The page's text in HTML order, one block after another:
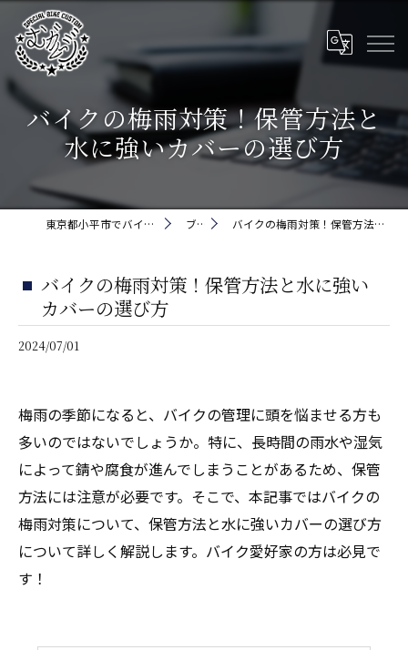
バイクの梅雨対策！保管方法と
水に強いカバーの選び方
東京都小平市でバイクなら株式会社5cm ブログ バイクの梅雨対策！保管方法と水に強いカバーの選び方
バイクの梅雨対策！保管方法と水に強い
カバーの選び方
2024/07/01
梅雨の季節になると、バイクの管理に頭を悩ませる方も
多いのではないでしょうか。特に、長時間の雨水や湿気
によって錆や腐食が進んでしまうことがあるため、保管
方法には注意が必要です。そこで、本記事ではバイクの
梅雨対策について、保管方法と水に強いカバーの選び方
について詳しく解説します。バイク愛好家の方は必見で
す！